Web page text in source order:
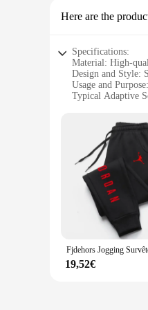
Here are the
Specifications:
Material: High-
Design and Style:
Usage and
Typical Adaptive
Features:
|Wholesale|Vendors|
**Comfort and
Crafted from a
the robust
**Versatile and
These jogger
both functionality
**Tailored for
19,52€